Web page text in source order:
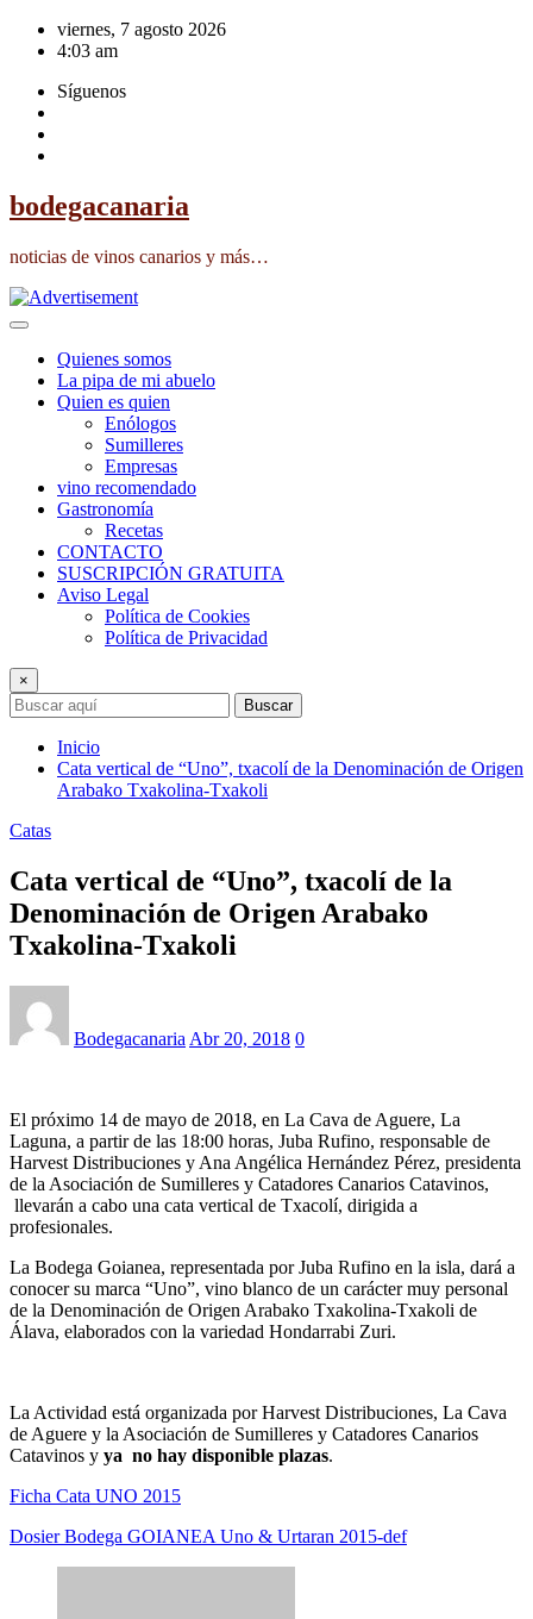
Saltar
viernes, 7 agosto 2026
4:03 am
Síguenos
bodegacanaria
noticias de vinos canarios y más…
Quienes somos
La pipa de mi abuelo
Quien es quien
Enólogos
Sumilleres
Empresas
vino recomendado
Gastronomía
Recetas
CONTACTO
SUSCRIPCIÓN GRATUITA
Aviso Legal
Política de Cookies
Política de Privacidad
×
Buscar
Inicio
Cata vertical de “Uno”, txacolí de la Denominación de Origen
Arabako Txakolina-Txakoli
Catas
Cata vertical de “Uno”, txacolí de la
Denominación de Origen Arabako
Txakolina-Txakoli
Bodegacanaria Abr 20, 2018 0
El próximo 14 de mayo de 2018, en La Cava de Aguere, La
Laguna, a partir de las 18:00 horas, Juba Rufino, responsable de
Harvest Distribuciones y Ana Angélica Hernández Pérez, presidenta
de la Asociación de Sumilleres y Catadores Canarios Catavinos,
llevarán a cabo una cata vertical de Txacolí, dirigida a
profesionales.
La Bodega Goianea, representada por Juba Rufino en la isla, dará a
conocer su marca “Uno”, vino blanco de un carácter muy personal
de la Denominación de Origen Arabako Txakolina-Txakoli de
Álava, elaborados con la variedad Hondarrabi Zuri.
La Actividad está organizada por Harvest Distribuciones, La Cava
de Aguere y la Asociación de Sumilleres y Catadores Canarios
Catavinos y ya no hay disponible plazas.
Ficha Cata UNO 2015
Dosier Bodega GOIANEA Uno & Urtaran 2015-def